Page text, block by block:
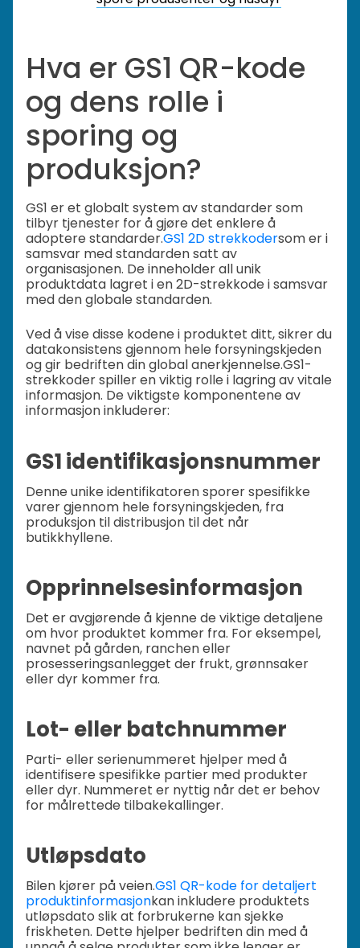
Hva er GS1 QR-kode
og dens rolle i
sporing og
produksjon?
GS1 er et globalt system av standarder som
tilbyr tjenester for å gjøre det enklere å
adoptere standarder.GS1 2D strekkodersom er i
samsvar med standarden satt av
organisasjonen. De inneholder all unik
produktdata lagret i en 2D-strekkode i samsvar
med den globale standarden.
Ved å vise disse kodene i produktet ditt, sikrer du
datakonsistens gjennom hele forsyningskjeden
og gir bedriften din global anerkjennelse.GS1-
strekkoder spiller en viktig rolle i lagring av vitale
informasjon. De viktigste komponentene av
informasjon inkluderer:
GS1 identifikasjonsnummer
Denne unike identifikatoren sporer spesifikke
varer gjennom hele forsyningskjeden, fra
produksjon til distribusjon til det når
butikkhyllene.
Opprinnelsesinformasjon
Det er avgjørende å kjenne de viktige detaljene
om hvor produktet kommer fra. For eksempel,
navnet på gården, ranchen eller
prosesseringsanlegget der frukt, grønnsaker
eller dyr kommer fra.
Lot- eller batchnummer
Parti- eller serienummeret hjelper med å
identifisere spesifikke partier med produkter
eller dyr. Nummeret er nyttig når det er behov
for målrettede tilbakekallinger.
Utløpsdato
Bilen kjører på veien.GS1 QR-kode for detaljert
produktinformasjonkan inkludere produktets
utløpsdato slik at forbrukerne kan sjekke
friskheten. Dette hjelper bedriften din med å